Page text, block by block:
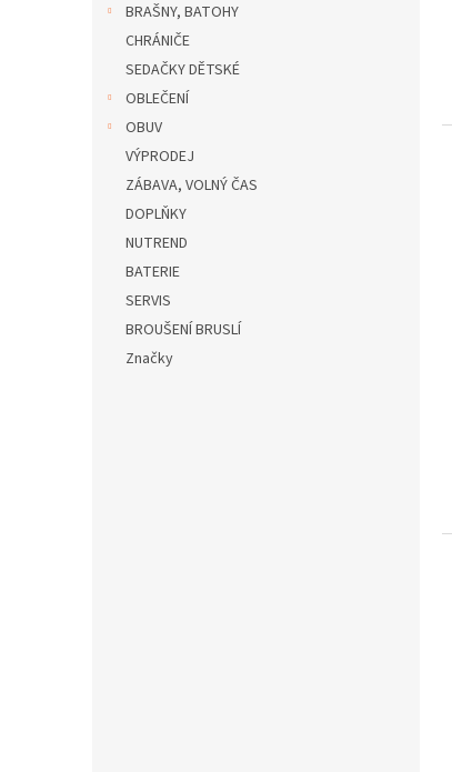
BRAŠNY, BATOHY
CHRÁNIČE
SEDAČKY DĚTSKÉ
OBLEČENÍ
OBUV
VÝPRODEJ
ZÁBAVA, VOLNÝ ČAS
DOPLŇKY
NUTREND
BATERIE
SERVIS
BROUŠENÍ BRUSLÍ
Značky